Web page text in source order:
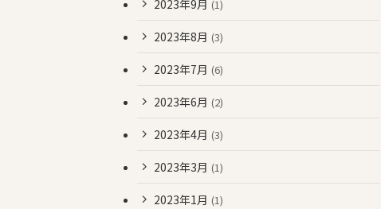
2023年9月 (1)
2023年8月 (3)
2023年7月 (6)
2023年6月 (2)
2023年4月 (3)
2023年3月 (1)
2023年1月 (1)